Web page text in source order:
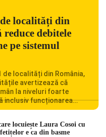
localități din
reduce debitele
pe sistemul
localități din România,
avertizează că
la niveluri foarte
inclusiv funcționarea
România se confruntă
din punct de vedere
locuiește Laura Cosoi cu
e ca din basme